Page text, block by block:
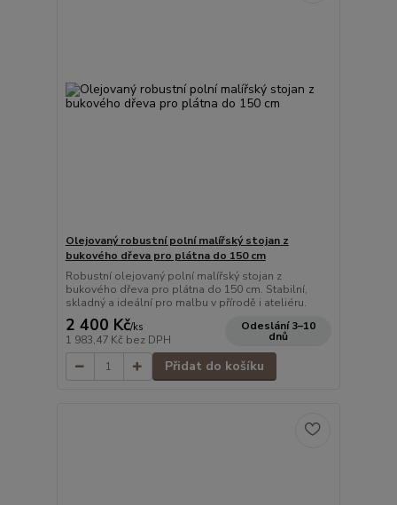
Olejovaný robustní polní malířský stojan z
bukového dřeva pro plátna do 150 cm
Robustní olejovaný polní malířský stojan z
bukového dřeva pro plátna do 150 cm. Stabilní,
skladný a ideální pro malbu v přírodě i ateliéru.
2 400 Kč/ks
1 983,47 Kč bez DPH
Odeslání 3–10
dnů
Přidat do košíku